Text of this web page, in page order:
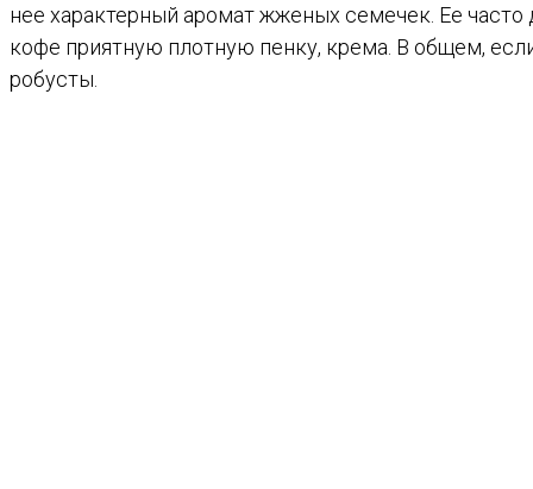
нее характерный аромат жженых семечек. Ее
кофе приятную плотную пенку, крема. В общем,
робусты.